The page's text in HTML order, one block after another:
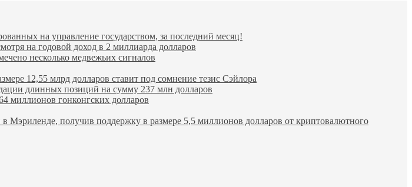
на управление государством, за последний месяц!
на годовой доход в 2 миллиарда долларов
несколько медвежьих сигналов
12,55 млрд долларов ставит под сомнение тезис Сэйлора
длинных позиций на сумму 237 млн долларов
миллионов гонконгских долларов
получив поддержку в размере 5,5 миллионов долларов от криптовалютного